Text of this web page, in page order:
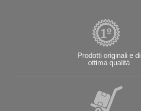
Prodotti originali e di
ottima qualità